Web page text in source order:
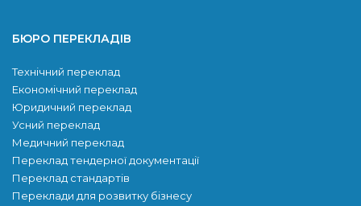
БЮРО ПЕРЕКЛАДІВ
Технічний переклад
Економічний переклад
Юридичний переклад
Усний переклад
Медичний переклад
Переклад тендерної документації
Переклад стандартів
Переклади для розвитку бiзнесу